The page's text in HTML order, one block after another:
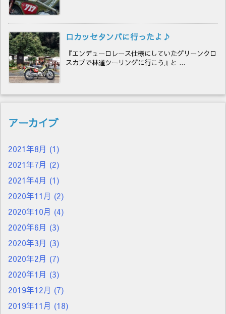
ロカッセタンバに行ったよ♪
『エンデューロレース仕様にしていたグリーンクロ
スカブで林道ツーリングに行こう』と ...
アーカイブ
2021年8月 (1)
2021年7月 (2)
2021年4月 (1)
2020年11月 (2)
2020年10月 (4)
2020年6月 (3)
2020年3月 (3)
2020年2月 (7)
2020年1月 (3)
2019年12月 (7)
2019年11月 (18)